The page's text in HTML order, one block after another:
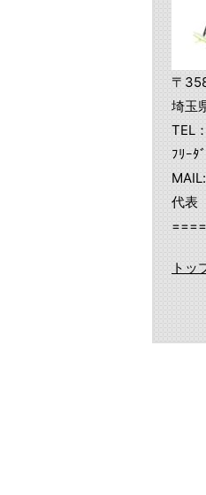
〒
埼玉
TEL
ﾌﾘｰ
代
トッ